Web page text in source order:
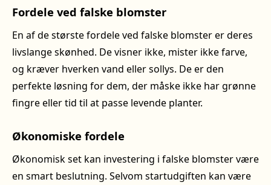
Fordele ved falske blomster
En af de største fordele ved falske blomster er deres
livslange skønhed. De visner ikke, mister ikke farve,
og kræver hverken vand eller sollys. De er den
perfekte løsning for dem, der måske ikke har grønne
fingre eller tid til at passe levende planter.
Økonomiske fordele
Økonomisk set kan investering i falske blomster være
en smart beslutning. Selvom startudgiften kan være